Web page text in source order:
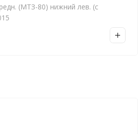
(МТЗ-80) нижний лев. (с